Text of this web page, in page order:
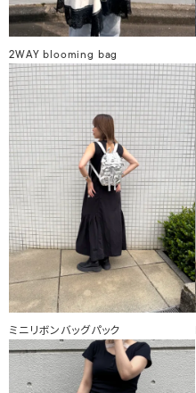
2WAY blooming bag
ミニリボンバッグパック